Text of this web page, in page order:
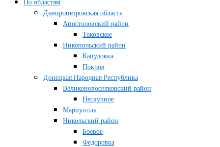
По областям
Днепропетровская область
Апостоловский район
Токовское
Никопольский район
Капуловка
Покров
Донецкая Народная Республика
Великоновоселковский район
Нескучное
Мариуполь
Никольский район
Боевое
Федоровка